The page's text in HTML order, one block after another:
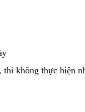
thì không thực hiện